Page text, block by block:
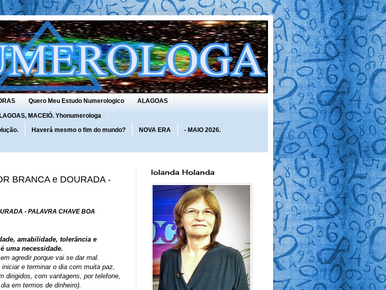
Quero Meu Estudo Numerologico ALAGOAS
MACEIÓ. Yhonumerologa
Haverá mesmo o fim do mundo? NOVA ERA - MAIO 2026.
BRANCA e DOURADA -
- PALAVRA CHAVE BOA
amabilidade, tolerância e
uma necessidade.
agredir porque vai se dar mal.
e terminar o dia com muita paz,
dirigidos, com vantagens, por telefone,
em termos de dinheiro).
Iolanda Holanda